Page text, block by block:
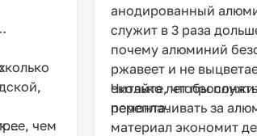
чем
анодированный
служит в 3 раза
почему алюминий
ржавеет и не
сколько лет
ремонта.
Читайте, чтобы
переплачивать за
материал экономит